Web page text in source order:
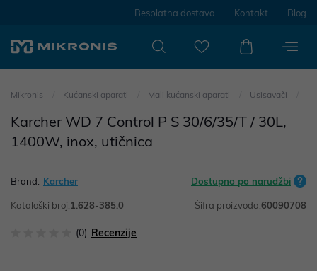
Besplatna dostava Kontakt Blog
Mikronis Kućanski aparati Mali kućanski aparati Usisavači
Karcher WD 7 Control P S 30/6/35/T / 30L,
1400W, inox, utičnica
Brand: Karcher Dostupno po narudžbi
Kataloški broj:1.628-385.0 Šifra proizvoda:60090708
(0) Recenzije